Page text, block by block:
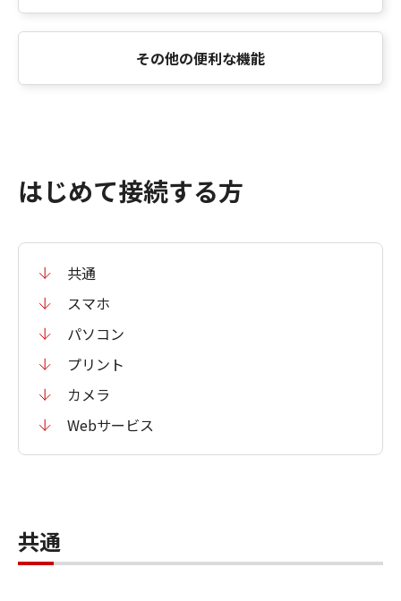
その他の便利な機能
はじめて接続する方
共通
スマホ
パソコン
プリント
カメラ
Webサービス
共通